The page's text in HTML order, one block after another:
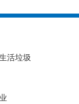
活垃圾